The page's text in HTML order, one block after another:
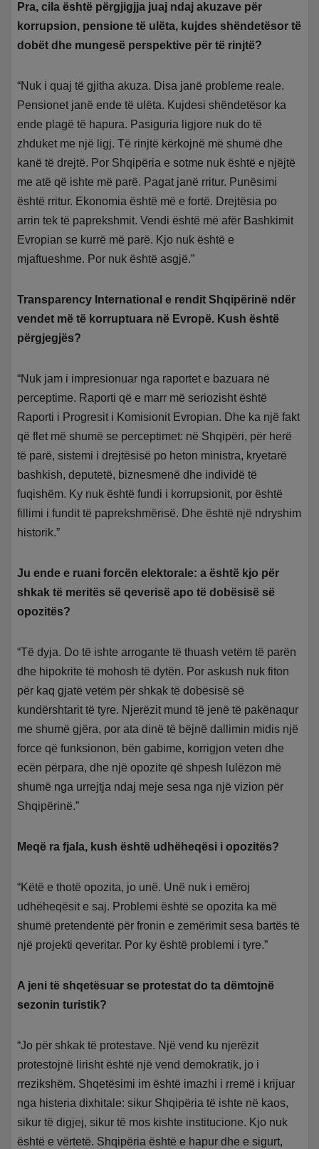
Pra, cila është përgjigjja juaj ndaj akuzave për
korrupsion, pensione të ulëta, kujdes shëndetësor të
dobët dhe mungesë perspektive për të rinjtë?
“Nuk i quaj të gjitha akuza. Disa janë probleme reale.
Pensionet janë ende të ulëta. Kujdesi shëndetësor ka
ende plagë të hapura. Pasiguria ligjore nuk do të
zhduket me një ligj. Të rinjtë kërkojnë më shumë dhe
kanë të drejtë. Por Shqipëria e sotme nuk është e njëjtë
me atë që ishte më parë. Pagat janë rritur. Punësimi
është rritur. Ekonomia është më e fortë. Drejtësia po
arrin tek të paprekshmit. Vendi është më afër Bashkimit
Evropian se kurrë më parë. Kjo nuk është e
mjaftueshme. Por nuk është asgjë.”
Transparency International e rendit Shqipërinë ndër
vendet më të korruptuara në Evropë. Kush është
përgjegjës?
“Nuk jam i impresionuar nga raportet e bazuara në
perceptime. Raporti që e marr më seriozisht është
Raporti i Progresit i Komisionit Evropian. Dhe ka një fakt
që flet më shumë se perceptimet: në Shqipëri, për herë
të parë, sistemi i drejtësisë po heton ministra, kryetarë
bashkish, deputetë, biznesmenë dhe individë të
fuqishëm. Ky nuk është fundi i korrupsionit, por është
fillimi i fundit të paprekshmërisë. Dhe është një ndryshim
historik.”
Ju ende e ruani forcën elektorale: a është kjo për
shkak të meritës së qeverisë apo të dobësisë së
opozitës?
“Të dyja. Do të ishte arrogante të thuash vetëm të parën
dhe hipokrite të mohosh të dytën. Por askush nuk fiton
për kaq gjatë vetëm për shkak të dobësisë së
kundërshtarit të tyre. Njerëzit mund të jenë të pakënaqur
me shumë gjëra, por ata dinë të bëjnë dallimin midis një
force që funksionon, bën gabime, korrigjon veten dhe
ecën përpara, dhe një opozite që shpesh lulëzon më
shumë nga urrejtja ndaj meje sesa nga një vizion për
Shqipërinë.”
Meqë ra fjala, kush është udhëheqësi i opozitës?
“Këtë e thotë opozita, jo unë. Unë nuk i emëroj
udhëheqësit e saj. Problemi është se opozita ka më
shumë pretendentë për fronin e zemërimit sesa bartës të
një projekti qeveritar. Por ky është problemi i tyre.”
A jeni të shqetësuar se protestat do ta dëmtojnë
sezonin turistik?
“Jo për shkak të protestave. Një vend ku njerëzit
protestojnë lirisht është një vend demokratik, jo i
rrezikshëm. Shqetësimi im është imazhi i rremë i krijuar
nga histeria dixhitale: sikur Shqipëria të ishte në kaos,
sikur të digjej, sikur të mos kishte institucione. Kjo nuk
është e vërtetë. Shqipëria është e hapur dhe e sigurt,